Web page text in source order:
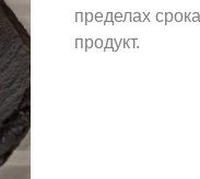
пределах
продукт.